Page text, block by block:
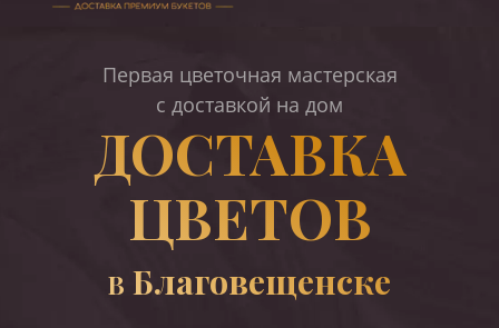
Первая цветочная мастерская
с доставкой на дом
ДОСТАВКА
ЦВЕТОВ
В Благовещенске